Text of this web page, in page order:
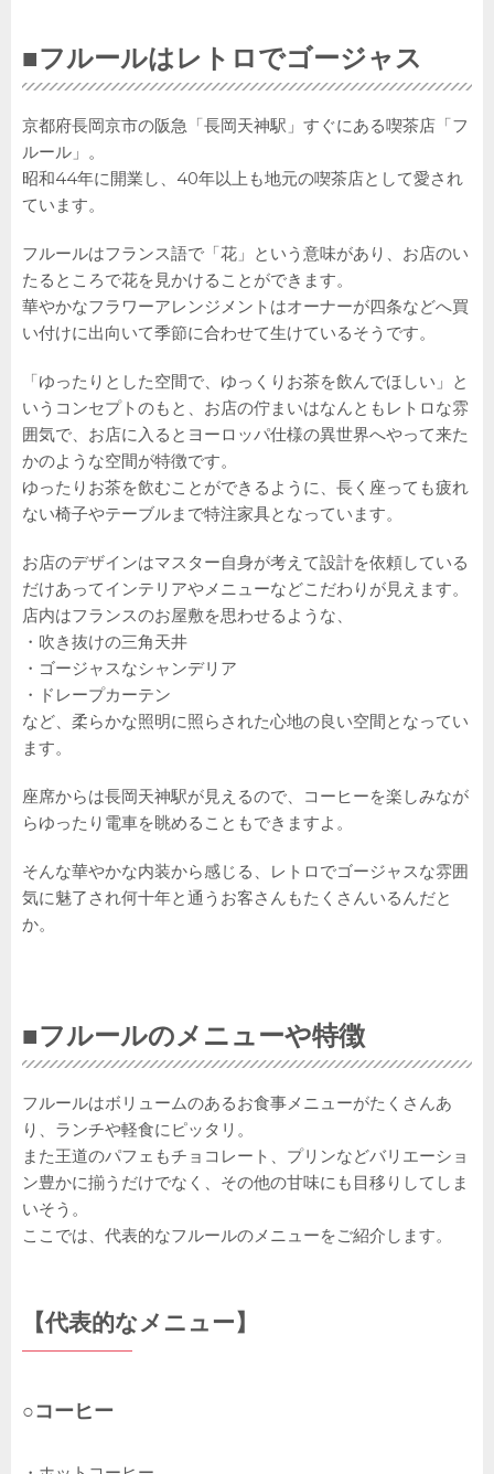
■フルールはレトロでゴージャス
京都府長岡京市の阪急「長岡天神駅」すぐにある喫茶店「フ
ルール」。
昭和44年に開業し、40年以上も地元の喫茶店として愛され
ています。
フルールはフランス語で「花」という意味があり、お店のい
たるところで花を見かけることができます。
華やかなフラワーアレンジメントはオーナーが四条などへ買
い付けに出向いて季節に合わせて生けているそうです。
「ゆったりとした空間で、ゆっくりお茶を飲んでほしい」と
いうコンセプトのもと、お店の佇まいはなんともレトロな雰
囲気で、お店に入るとヨーロッパ仕様の異世界へやって来た
かのような空間が特徴です。
ゆったりお茶を飲むことができるように、長く座っても疲れ
ない椅子やテーブルまで特注家具となっています。
お店のデザインはマスター自身が考えて設計を依頼している
だけあってインテリアやメニューなどこだわりが見えます。
店内はフランスのお屋敷を思わせるような、
・吹き抜けの三角天井
・ゴージャスなシャンデリア
・ドレープカーテン
など、柔らかな照明に照らされた心地の良い空間となってい
ます。
座席からは長岡天神駅が見えるので、コーヒーを楽しみなが
らゆったり電車を眺めることもできますよ。
そんな華やかな内装から感じる、レトロでゴージャスな雰囲
気に魅了され何十年と通うお客さんもたくさんいるんだと
か。
■フルールのメニューや特徴
フルールはボリュームのあるお食事メニューがたくさんあ
り、ランチや軽食にピッタリ。
また王道のパフェもチョコレート、プリンなどバリエーショ
ン豊かに揃うだけでなく、その他の甘味にも目移りしてしま
いそう。
ここでは、代表的なフルールのメニューをご紹介します。
【代表的なメニュー】
○コーヒー